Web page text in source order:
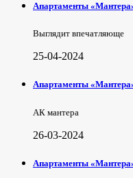
Апартаменты
Выглядит впечатляюще
25-04-2024
Апартаменты
АК мантера
26-03-2024
Апартаменты